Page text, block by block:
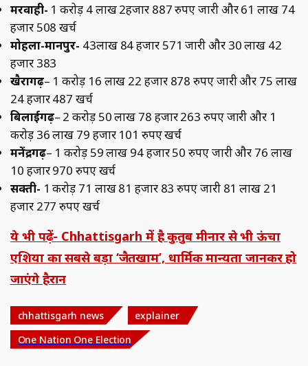
मरवाही- 1 करोड़ 4 लाख 2हजार 887 रुपए जारी और 61 लाख 74
हजार 508 खर्च
मोहला-मानपुर- 43लाख 84 हजार 571 जारी और 30 लाख 42
हजार 383
खैरागढ़– 1 करोड़ 16 लाख 22 हजार 878 रुपए जारी और 75 लाख
24 हजार 487 खर्च
बिलाईगढ़– 2 करोड़ 50 लाख 78 हजार 263 रुपए जारी और 1
करोड़ 36 लाख 79 हजार 101 रुपए खर्च
मनेंद्रगढ़– 1 करोड़ 59 लाख 94 हजार 50 रुपए जारी और 76 लाख
10 हजार 970 रुपए खर्च
सक्ती- 1 करोड़ 71 लाख 81 हजार 83 रुपए जारी 81 लाख 21
हजार 277 रुपए खर्च
ये भी पढ़ें- Chhattisgarh में है कुतुब मीनार से भी ऊंचा
एशिया का सबसे बड़ा ‘जैतखाम’, धार्मिक मान्यता जानकर हो
जाएंगे हैरान
chhattisgarh news
explainer
One Nation One Election